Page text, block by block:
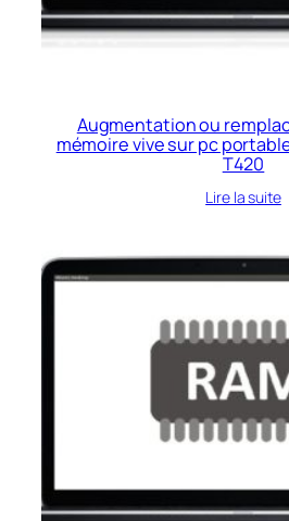
Augmentation ou
mémoire vive sur pc
T420
Lire la suite